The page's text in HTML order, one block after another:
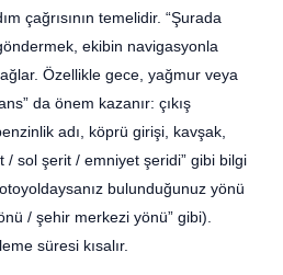
çağrısının temelidir. “Şurada
ekibin navigasyonla
Özellikle gece, yağmur veya
da önem kazanır: çıkış
adı, köprü girişi, kavşak,
/ sol şerit / emniyet şeridi” gibi bilgi
bulunduğunuz yönü
/ şehir merkezi yönü” gibi).
süresi kısalır.